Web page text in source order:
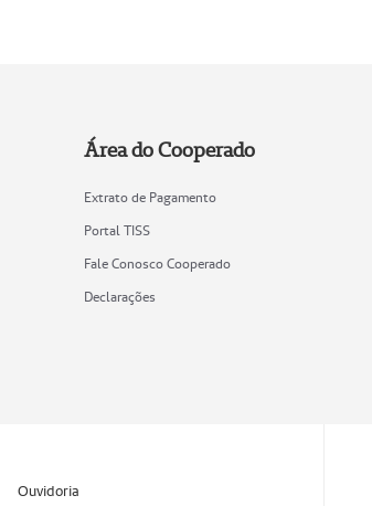
Área do Cooperado
Extrato de Pagamento
Portal TISS
Fale Conosco Cooperado
Declarações
Ouvidoria